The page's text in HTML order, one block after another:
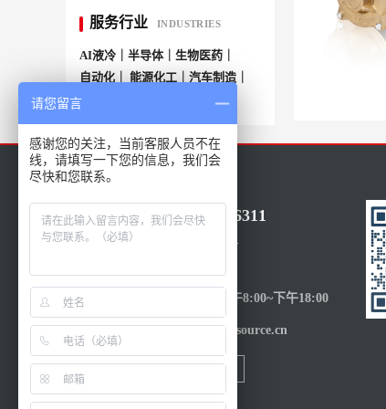
服务行业 INDUSTRIES
AI液冷｜半导体｜生物医药｜
自动化｜ 能源化工｜汽车制造｜
More+
86-021-50686311
15317205601
周一至周五-上午8:00~下午18:00
邮件：sales@eusource.cn
请您留言
感谢您的关注，当前客服人员不在
线，请填写一下您的信息，我们会
尽快和您联系。